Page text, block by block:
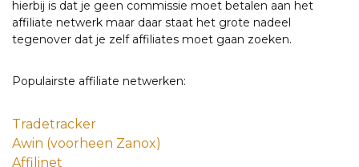
hierbij is dat je geen commissie moet betalen aan het
affiliate netwerk maar daar staat het grote nadeel
tegenover dat je zelf affiliates moet gaan zoeken.
Populairste affiliate netwerken:
Tradetracker
Awin (voorheen Zanox)
Affilinet